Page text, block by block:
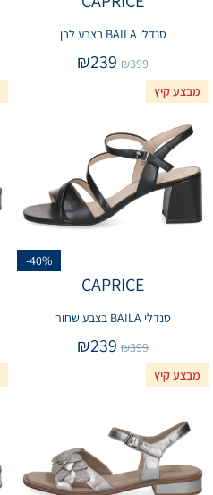
סנדלי BAILA בצבע לבן
₪399
₪239
מבצע קיץ
-40%
CAPRICE
סנדלי BAILA בצבע שחור
₪399
₪239
מבצע קיץ